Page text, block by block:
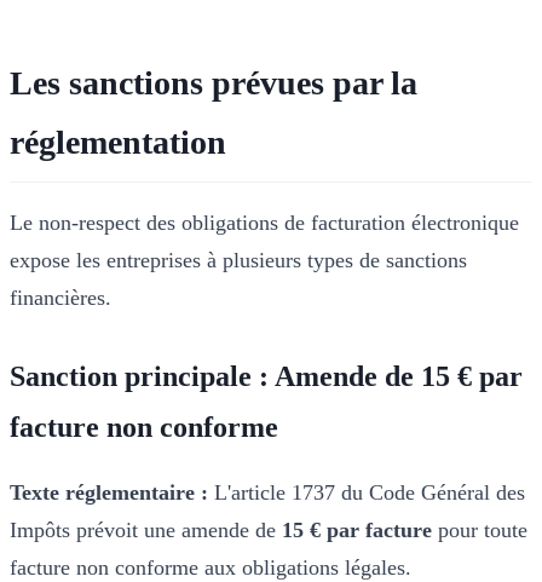
Les sanctions prévues par la
réglementation
Le non-respect des obligations de facturation électronique
expose les entreprises à plusieurs types de sanctions
financières.
Sanction principale : Amende de 15 € par
facture non conforme
Texte réglementaire : L'article 1737 du Code Général des
Impôts prévoit une amende de 15 € par facture pour toute
facture non conforme aux obligations légales.